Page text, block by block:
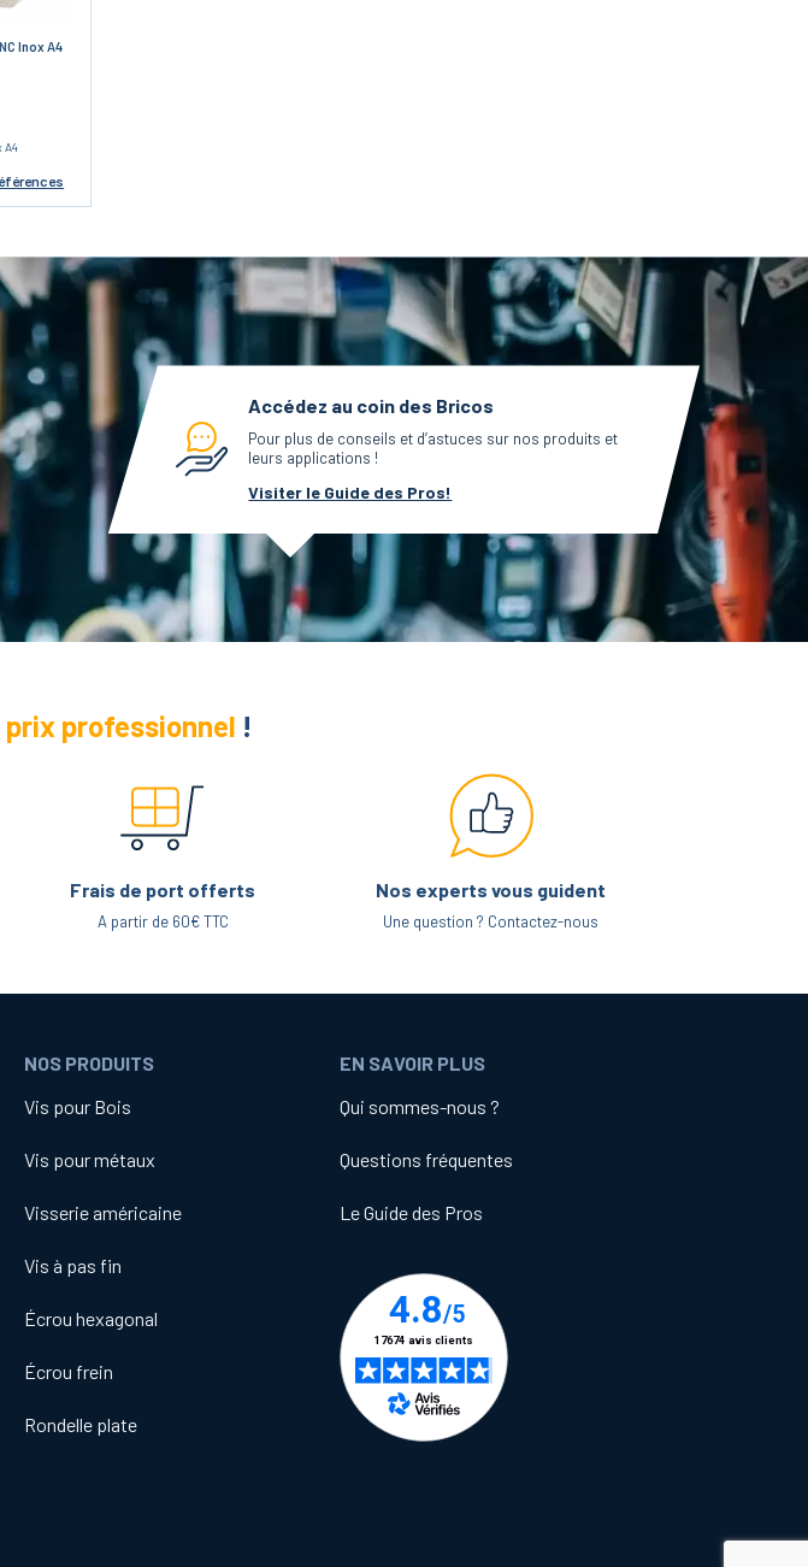
Inox A4
A4
Accédez au coin des Bricos
Pour plus de conseils et d’astuces sur nos produits et
leurs applications !
Visiter le Guide des Pros!
prix professionnel !
Frais de port offerts
A partir de 60€ TTC
Nos experts vous guident
Une question ? Contactez-nous
NOS PRODUITS
Vis pour Bois
Vis pour métaux
Visserie américaine
Vis à pas fin
Écrou hexagonal
Écrou frein
Rondelle plate
EN SAVOIR PLUS
Qui sommes-nous ?
Questions fréquentes
Le Guide des Pros